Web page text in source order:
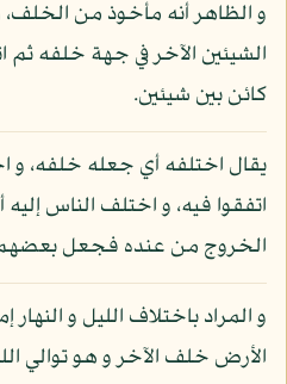
و الظاهر أنه مأخوذ من
الشيئين الآخر في جهة خلفه
كائن بين شيئين.
يقال اختلفه أي جعله خلفه، و
اتفقوا فيه، و اختلف الناس
الخروج من عنده فجعل
و المراد باختلاف الليل و
الأرض خلف الآخر و هو توالي